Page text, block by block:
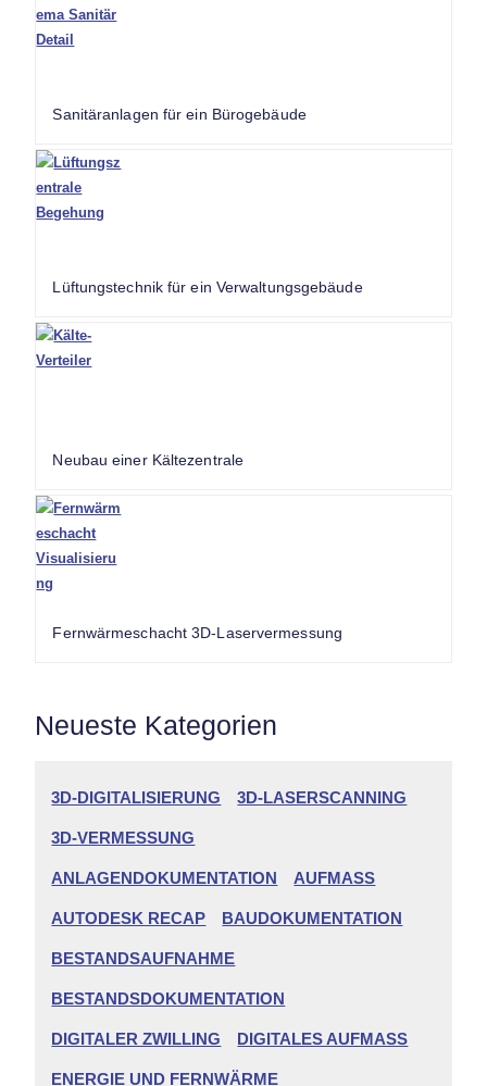
Sanitäranlagen für ein Bürogebäude
Lüftungstechnik für ein Verwaltungsgebäude
Neubau einer Kältezentrale
Fernwärmeschacht 3D-Laservermessung
Neueste Kategorien
3D-DIGITALISIERUNG 3D-LASERSCANNING
3D-VERMESSUNG
ANLAGENDOKUMENTATION AUFMASS
AUTODESK RECAP BAUDOKUMENTATION
BESTANDSAUFNAHME
BESTANDSDOKUMENTATION
DIGITALER ZWILLING DIGITALES AUFMASS
ENERGIE UND FERNWÄRME